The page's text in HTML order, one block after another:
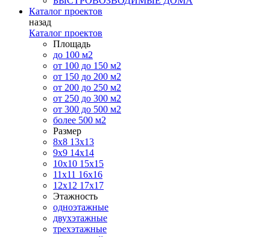
Каталог проектов
назад
Каталог проектов
Площадь
до 100 м2
от 100 до 150 м2
от 150 до 200 м2
от 200 до 250 м2
от 250 до 300 м2
от 300 до 500 м2
более 500 м2
Размер
8х8 13х13
9х9 14х14
10х10 15х15
11x11 16х16
12х12 17х17
Этажность
одноэтажные
двухэтажные
трехэтажные